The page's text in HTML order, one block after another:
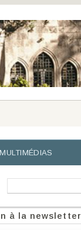
MULTIMÉDIAS
à la newsletter